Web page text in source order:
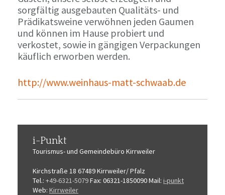
sorgfältig ausgebauten Qualitäts- und
Prädikatsweine verwöhnen jeden Gaumen
und können im Hause probiert und
verkostet, sowie in gängigen Verpackungen
käuflich erworben werden.
http://www.weinhaus-matt-schwaab.de
i-Punkt
Tourismus-und Gemeindebüro Kirrweiler
Kirchstraße 18 67489 Kirrweiler/ Pfalz
Tel.: +49-6321-5079Fax: 06321-1850090Mail: i-punkt
Web: Kirrweiler